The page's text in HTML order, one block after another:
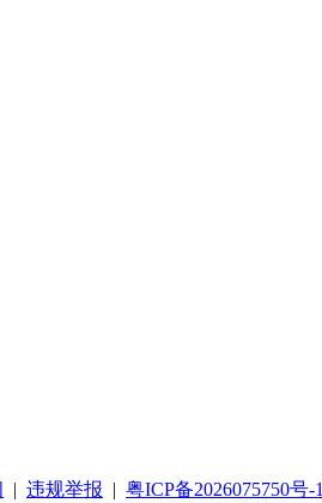
| 违规举报 | 粤ICP备2026075750号-1